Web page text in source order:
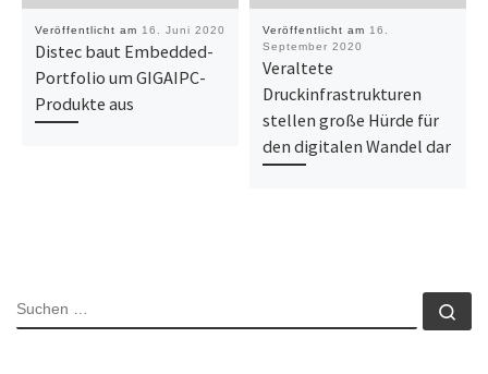
Veröffentlicht am 16. Juni 2020
Distec baut Embedded-
Portfolio um GIGAIPC-
Produkte aus
Veröffentlicht am 16.
September 2020
Veraltete
Druckinfrastrukturen
stellen große Hürde für
den digitalen Wandel dar
SUCHE